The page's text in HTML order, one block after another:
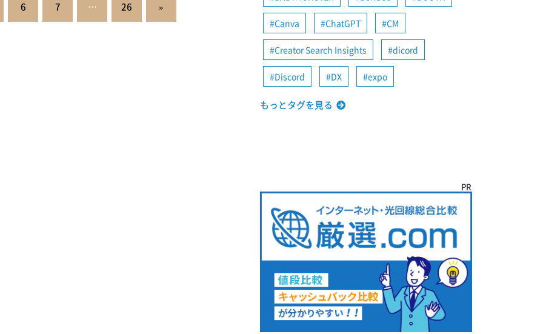
6 7 … 26 »
Canva ChatGPT CM
Creator Search Insights dicord
Discord DX expo
もっとタグを見る
PR